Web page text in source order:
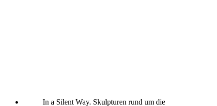
In a Silent Way. Skulpturen rund um die